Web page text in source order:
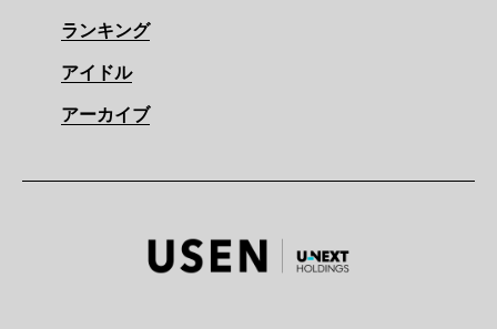
ランキング
アイドル
アーカイブ